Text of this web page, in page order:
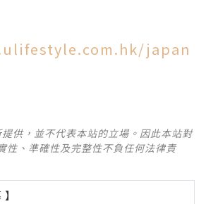
japan
供，並不代表本站的立場。因此本站對
性、準確性及完整性不負任何法律責